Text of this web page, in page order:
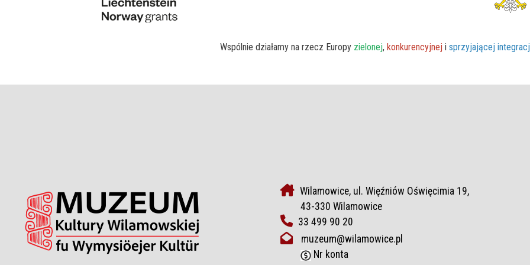
Wspólnie działamy na rzecz Europy zielonej, konkurencyjneji sprzyjającej
Wilamowice, ul. Więźniów Oświęcimia 19,
43-330 Wilamowice
33 499 90 20
muzeum@wilamowice.pl
Nr konta